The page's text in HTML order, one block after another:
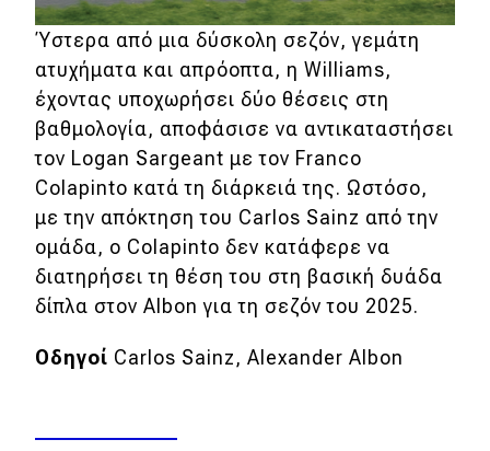
Ύστερα από μια δύσκολη σεζόν, γεμάτη
ατυχήματα και απρόοπτα, η Williams,
έχοντας υποχωρήσει δύο θέσεις στη
βαθμολογία, αποφάσισε να αντικαταστήσει
τον Logan Sargeant με τον Franco
Colapinto κατά τη διάρκειά της. Ωστόσο,
με την απόκτηση του Carlos Sainz από την
ομάδα, ο Colapinto δεν κατάφερε να
διατηρήσει τη θέση του στη βασική δυάδα
δίπλα στον Albon για τη σεζόν του 2025.
Οδηγοί Carlos Sainz, Alexander Albon